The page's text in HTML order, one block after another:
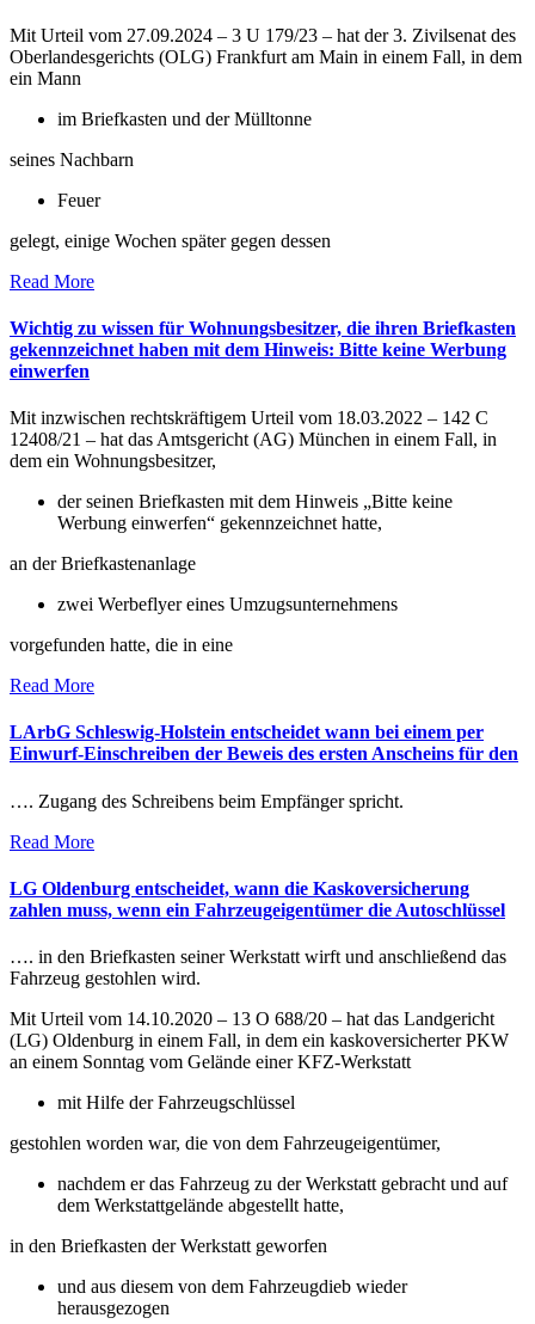
Mit Urteil vom 27.09.2024 – 3 U 179/23 – hat der 3. Zivilsenat des
Oberlandesgerichts (OLG) Frankfurt am Main in einem Fall, in dem
ein Mann
im Briefkasten und der Mülltonne
seines Nachbarn
Feuer
gelegt, einige Wochen später gegen dessen
Read More
Wichtig zu wissen für Wohnungsbesitzer, die ihren Briefkasten
gekennzeichnet haben mit dem Hinweis: Bitte keine Werbung
einwerfen
Mit inzwischen rechtskräftigem Urteil vom 18.03.2022 – 142 C
12408/21 – hat das Amtsgericht (AG) München in einem Fall, in
dem ein Wohnungsbesitzer,
der seinen Briefkasten mit dem Hinweis „Bitte keine
Werbung einwerfen“ gekennzeichnet hatte,
an der Briefkastenanlage
zwei Werbeflyer eines Umzugsunternehmens
vorgefunden hatte, die in eine
Read More
LArbG Schleswig-Holstein entscheidet wann bei einem per
Einwurf-Einschreiben der Beweis des ersten Anscheins für den
…. Zugang des Schreibens beim Empfänger spricht.
Read More
LG Oldenburg entscheidet, wann die Kaskoversicherung
zahlen muss, wenn ein Fahrzeugeigentümer die Autoschlüssel
…. in den Briefkasten seiner Werkstatt wirft und anschließend das
Fahrzeug gestohlen wird.
Mit Urteil vom 14.10.2020 – 13 O 688/20 – hat das Landgericht
(LG) Oldenburg in einem Fall, in dem ein kaskoversicherter PKW
an einem Sonntag vom Gelände einer KFZ-Werkstatt
mit Hilfe der Fahrzeugschlüssel
gestohlen worden war, die von dem Fahrzeugeigentümer,
nachdem er das Fahrzeug zu der Werkstatt gebracht und auf
dem Werkstattgelände abgestellt hatte,
in den Briefkasten der Werkstatt geworfen
und aus diesem von dem Fahrzeugdieb wieder
herausgezogen